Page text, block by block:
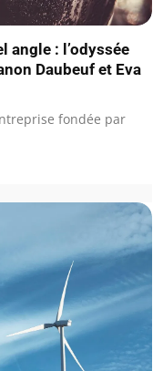
angle : l’odyssée
Daubeuf et Eva
fondée par